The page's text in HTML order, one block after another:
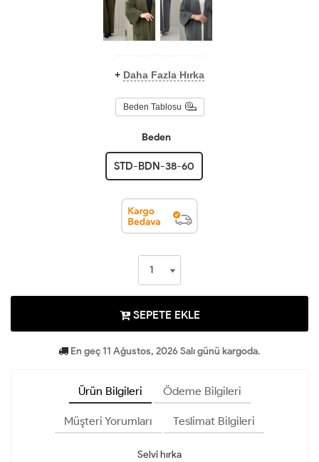
+ Daha Fazla Hırka
Beden Tablosu
Beden
STD-BDN-38-60
SEPETE EKLE
En geç 11 Ağustos, 2026 Salı günü kargoda.
Ürün Bilgileri Ödeme Bilgileri
Müşteri Yorumları Teslimat Bilgileri
Selvi hırka